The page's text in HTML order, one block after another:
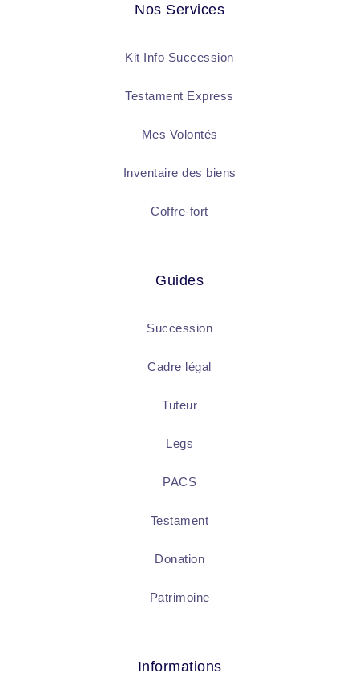
Nos Services
Kit Info Succession
Testament Express
Mes Volontés
Inventaire des biens
Coffre-fort
Guides
Succession
Cadre légal
Tuteur
Legs
PACS
Testament
Donation
Patrimoine
Informations